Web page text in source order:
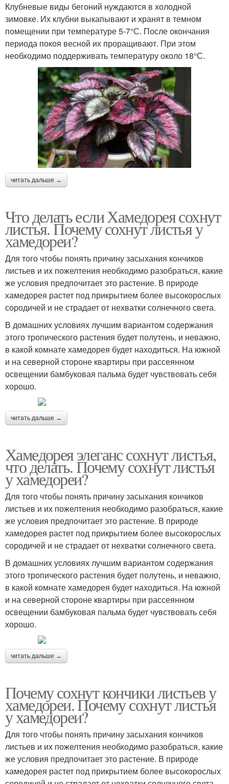
Клубневые виды бегоний нуждаются в холодной
зимовке. Их клубни выкапывают и хранят в темном
помещении при температуре 5-7°С. После окончания
периода покоя весной их проращивают. При этом
необходимо поддерживать температуру около 18°С.
читать дальше →
Что делать если Хамедорея сохнут
листья. Почему сохнут листья у
хамедореи?
Для того чтобы понять причину засыхания кончиков
листьев и их пожелтения необходимо разобраться, какие
же условия предпочитает это растение. В природе
хамедорея растет под прикрытием более высокорослых
сородичей и не страдает от нехватки солнечного света.
В домашних условиях лучшим вариантом содержания
этого тропического растения будет полутень, и неважно,
в какой комнате хамедорея будет находиться. На южной
и на северной стороне квартиры при рассеянном
освещении бамбуковая пальма будет чувствовать себя
хорошо.
читать дальше →
Хамедорея элеганс сохнут листья,
что делать. Почему сохнут листья
у хамедореи?
Для того чтобы понять причину засыхания кончиков
листьев и их пожелтения необходимо разобраться, какие
же условия предпочитает это растение. В природе
хамедорея растет под прикрытием более высокорослых
сородичей и не страдает от нехватки солнечного света.
В домашних условиях лучшим вариантом содержания
этого тропического растения будет полутень, и неважно,
в какой комнате хамедорея будет находиться. На южной
и на северной стороне квартиры при рассеянном
освещении бамбуковая пальма будет чувствовать себя
хорошо.
читать дальше →
Почему сохнут кончики листьев у
хамедореи. Почему сохнут листья
у хамедореи?
Для того чтобы понять причину засыхания кончиков
листьев и их пожелтения необходимо разобраться, какие
же условия предпочитает это растение. В природе
хамедорея растет под прикрытием более высокорослых